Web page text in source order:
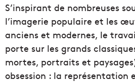
S’inspirant de nombreuses
l’imagerie populaire et les
anciens et modernes, le
porte sur les grands
mortes, portraits et
obsession : la représentation